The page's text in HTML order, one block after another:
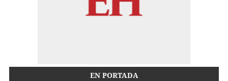
EN PORTADA